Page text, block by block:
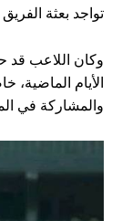
تواجد بعثة
وكان اللاعب قد
الأيام
والمشاركة في